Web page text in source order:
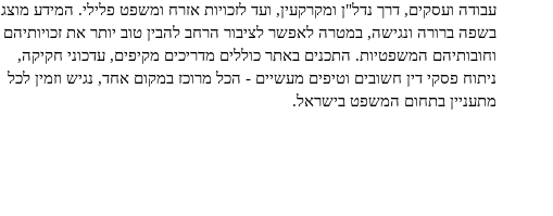
עבודה ועסקים, דרך נדל"ן ומקרקעין, ועד לזכויות אזרח ומשפט פלילי. המידע מוצג
בשפה ברורה ונגישה, במטרה לאפשר לציבור הרחב להבין טוב יותר את זכויותיהם
וחובותיהם המשפטיות. התכנים באתר כוללים מדריכים מקיפים, עדכוני חקיקה,
ניתוח פסקי דין חשובים וטיפים מעשיים - הכל מרוכז במקום אחד, נגיש וזמין לכל
מתעניין בתחום המשפט בישראל.